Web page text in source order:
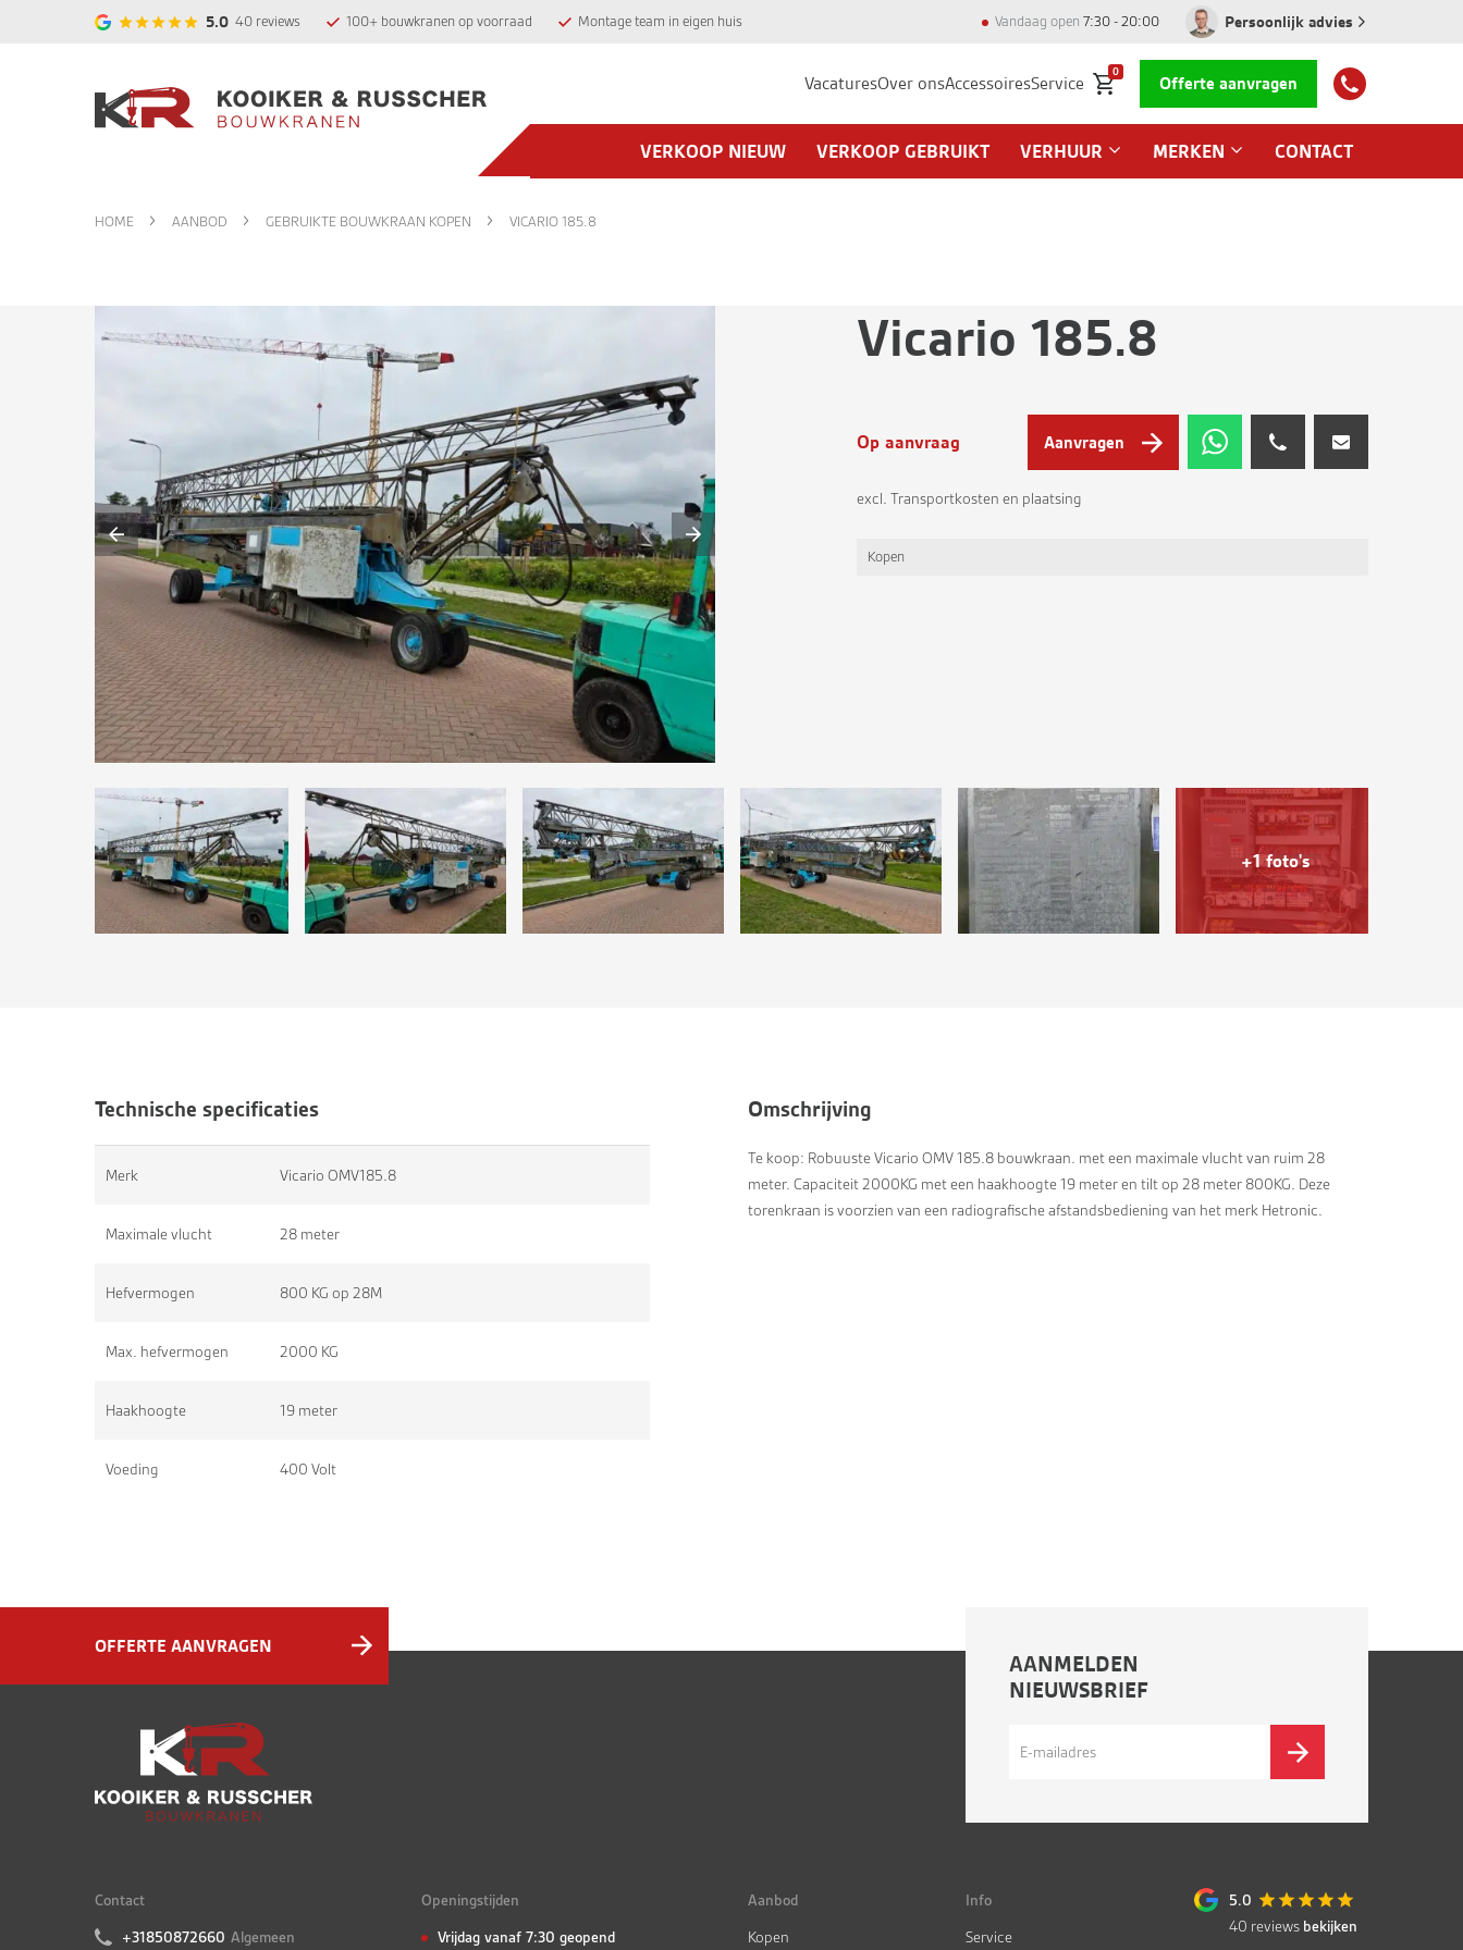
5.0 40 reviews 100+ bouwkranen op voorraad Montage team in eigen huis Vandaag open 7:30 - 20:00 Persoonlijk advies
VacaturesOver onsAccessoiresService
0
Offerte aanvragen
VERKOOP NIEUW VERKOOP GEBRUIKT VERHUUR MERKEN CONTACT
HOME AANBOD GEBRUIKTE BOUWKRAAN KOPEN VICARIO 185.8
Vicario 185.8
Op aanvraag Aanvragen
excl. Transportkosten en plaatsing
Kopen
+1 foto's
Technische specificaties
Merk Vicario OMV185.8
Maximale vlucht 28 meter
Hefvermogen 800 KG op 28M
Max. hefvermogen 2000 KG
Haakhoogte 19 meter
Voeding 400 Volt
Omschrijving
Te koop: Robuuste Vicario OMV 185.8 bouwkraan. met een maximale vlucht van ruim 28
meter. Capaciteit 2000KG met een haakhoogte 19 meter en tilt op 28 meter 800KG. Deze
torenkraan is voorzien van een radiografische afstandsbediening van het merk Hetronic.
OFFERTE AANVRAGEN
AANMELDEN
NIEUWSBRIEF
Contact
+31850872660 Algemeen
Openingstijden
Vrijdag vanaf 7:30 geopend
Aanbod
Kopen
Info
Service
5.0
40 reviews bekijken